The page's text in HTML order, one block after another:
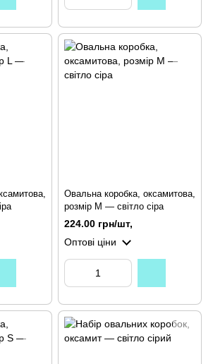
Овальна коробка, оксамитова,
розмір M — світло сіра
224.00 грн/шт,
Оптові ціни